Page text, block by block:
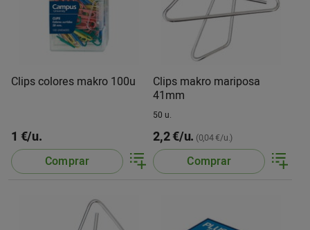
Clips colores makro 100u
1 €/u.
Comprar
Clips makro mariposa
41mm
50 u.
2,2 €/u. (0,04 €/u.)
Comprar